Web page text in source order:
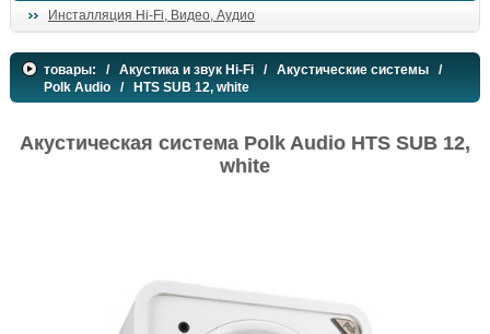
Инсталляция Hi-Fi, Видео, Аудио
товары: / Акустика и звук Hi-Fi / Акустические системы /
Polk Audio / HTS SUB 12, white
Акустическая система Polk Audio HTS SUB 12,
white